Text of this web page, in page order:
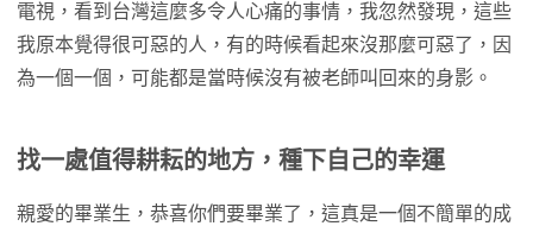
電視，看到台灣這麼多令人心痛的事情，我忽然發現，這些
我原本覺得很可惡的人，有的時候看起來沒那麼可惡了，因
為一個一個，可能都是當時候沒有被老師叫回來的身影。
找一處值得耕耘的地方，種下自己的幸運
親愛的畢業生，恭喜你們要畢業了，這真是一個不簡單的成